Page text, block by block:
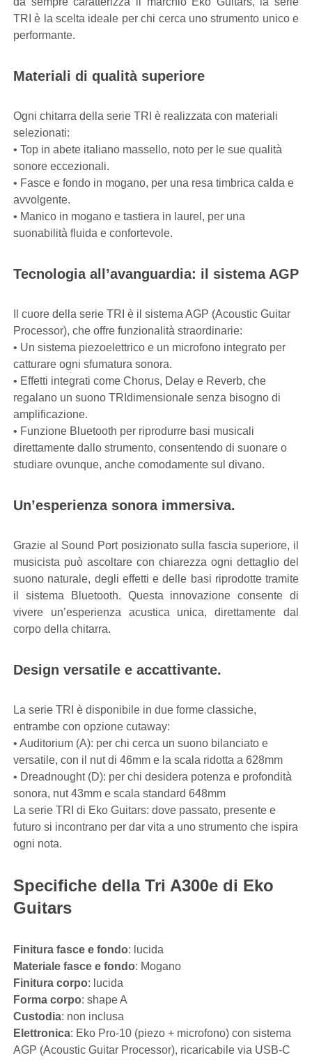
TRI è la scelta ideale per chi cerca uno strumento unico e
performante.
Materiali di qualità superiore
Ogni chitarra della serie TRI è realizzata con materiali
selezionati:
• Top in abete italiano massello, noto per le sue qualità
sonore eccezionali.
• Fasce e fondo in mogano, per una resa timbrica calda e
avvolgente.
• Manico in mogano e tastiera in laurel, per una
suonabilità fluida e confortevole.
Tecnologia all’avanguardia: il sistema AGP
Il cuore della serie TRI è il sistema AGP (Acoustic Guitar
Processor), che offre funzionalità straordinarie:
• Un sistema piezoelettrico e un microfono integrato per
catturare ogni sfumatura sonora.
• Effetti integrati come Chorus, Delay e Reverb, che
regalano un suono TRIdimensionale senza bisogno di
amplificazione.
• Funzione Bluetooth per riprodurre basi musicali
direttamente dallo strumento, consentendo di suonare o
studiare ovunque, anche comodamente sul divano.
Un’esperienza sonora immersiva.
Grazie al Sound Port posizionato sulla fascia superiore, il
musicista può ascoltare con chiarezza ogni dettaglio del
suono naturale, degli effetti e delle basi riprodotte tramite
il sistema Bluetooth. Questa innovazione consente di
vivere un’esperienza acustica unica, direttamente dal
corpo della chitarra.
Design versatile e accattivante.
La serie TRI è disponibile in due forme classiche,
entrambe con opzione cutaway:
• Auditorium (A): per chi cerca un suono bilanciato e
versatile, con il nut di 46mm e la scala ridotta a 628mm
• Dreadnought (D): per chi desidera potenza e profondità
sonora, nut 43mm e scala standard 648mm
La serie TRI di Eko Guitars: dove passato, presente e
futuro si incontrano per dar vita a uno strumento che ispira
ogni nota.
Specifiche della Tri A300e di Eko
Guitars
Finitura fasce e fondo: lucida
Materiale fasce e fondo: Mogano
Finitura corpo: lucida
Forma corpo: shape A
Custodia: non inclusa
Elettronica: Eko Pro-10 (piezo + microfono) con sistema
AGP (Acoustic Guitar Processor), ricaricabile via USB-C